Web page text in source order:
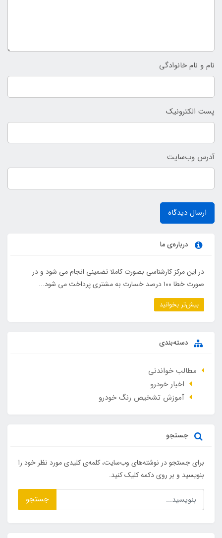
نام و نام خانوادگی
پست الکترونیک
آدرس وب‌سایت
ارسال دیدگاه
درباره‌ی ما
در این مرکز کارشناسی بصورت کاملا تضمینی انجام می شود و در
صورت خطا ۱۰۰ درصد خسارت به مشتری پرداخت می شود...
بیش‌تر بخوانید
دسته‌بندی
مطالب خواندنی
اخبار خودرو
آموزش تشخیص رنگ خودرو
جستجو
برای جستجو در نوشته‌های وب‌سایت، کلمه‌ی کلیدی مورد نظر خود را
بنویسید و بر روی دکمه کلیک کنید.
جستجو